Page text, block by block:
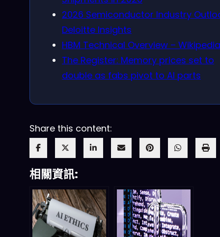
2026 Semiconductor Industry
Deloitte Insights
HBM Technical Overview – Wikipedia
The Register: Memory prices set to
double as fabs pivot to AI parts
Share this content:
相關資訊: